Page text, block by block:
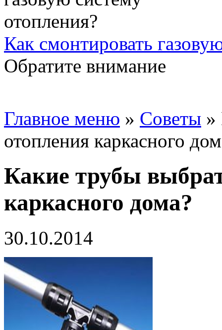
Как смонтировать
Обратите внимание
Главное меню » Советы »
отопления каркасного
Какие трубы
каркасного дома?
30.10.2014